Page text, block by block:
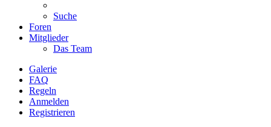
Suche
Foren
Mitglieder
Das Team
Galerie
FAQ
Regeln
Anmelden
Registrieren